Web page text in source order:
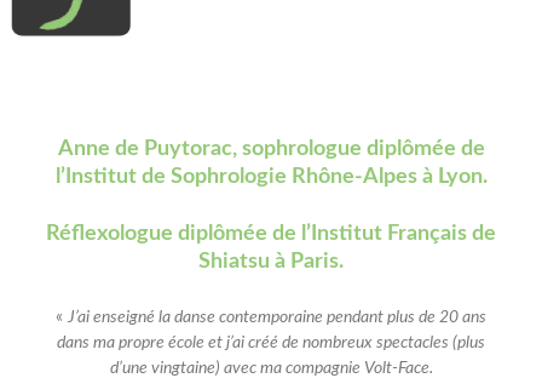
Contact
Anne de Puytorac, sophrologue diplômée de
l’Institut de Sophrologie Rhône-Alpes à Lyon.
Réflexologue diplômée de l’Institut Français de
Shiatsu à Paris.
« J’ai enseigné la danse contemporaine pendant plus de 20 ans
dans ma propre école et j’ai créé de nombreux spectacles (plus
d’une vingtaine) avec ma compagnie Volt-Face.